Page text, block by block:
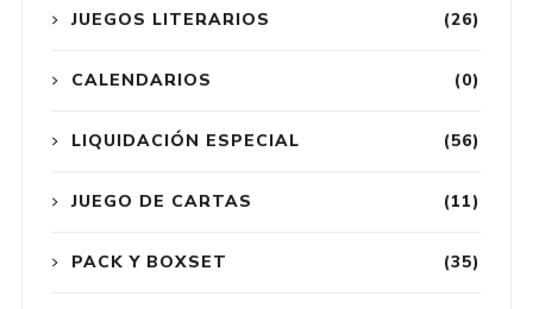
(26)
JUEGOS LITERARIOS
(0)
CALENDARIOS
(56)
LIQUIDACIÓN ESPECIAL
(11)
JUEGO DE CARTAS
(35)
PACK Y BOXSET